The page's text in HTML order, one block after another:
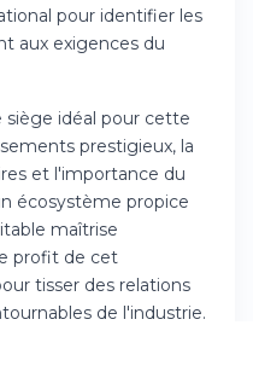
pour identifier les
aux exigences du
siège idéal pour cette
prestigieux, la
et l'importance du
écosystème propice
maîtrise
profit de cet
tisser des relations
de l'industrie.